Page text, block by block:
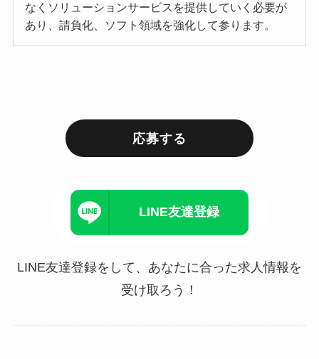
なくソリューションサービスを提供していく必要が
あり、請負化、ソフト領域を強化して参ります。
応募する
LINE友達登録
LINE友達登録をして、あなたに合った求人情報を
受け取ろう！